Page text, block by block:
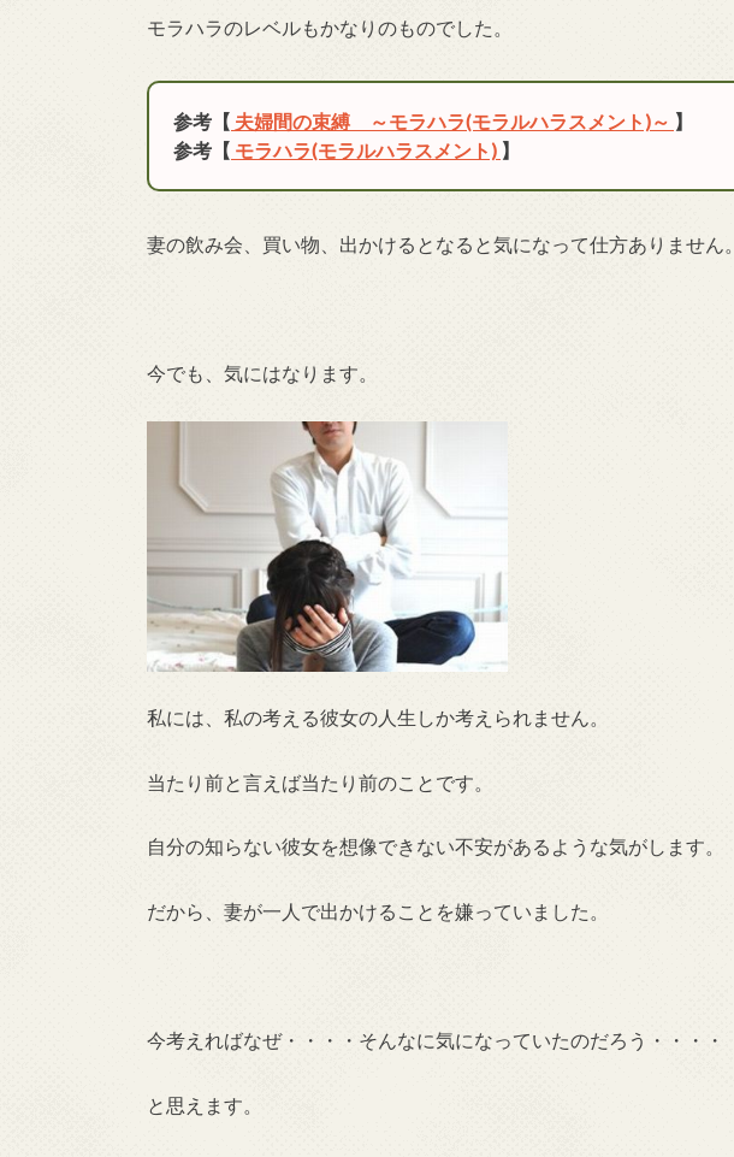
モラハラのレベルもかなりのものでした。
参考【 夫婦間の束縛 ～モラハラ(モラルハラスメント)～ 】
参考【 モラハラ(モラルハラスメント) 】
妻の飲み会、買い物、出かけるとなると気になって仕方ありません。
今でも、気にはなります。
私には、私の考える彼女の人生しか考えられません。
当たり前と言えば当たり前のことです。
自分の知らない彼女を想像できない不安があるような気がします。
だから、妻が一人で出かけることを嫌っていました。
今考えればなぜ・・・・そんなに気になっていたのだろう・・・・
と思えます。